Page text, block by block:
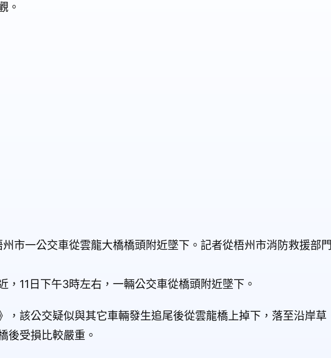
。
市一公交車從雲龍大橋橋頭附近墜下。記者從梧州市消防救援部門
11日下午3時左右，一輛公交車從橋頭附近墜下。
，該公交疑似與其它車輛發生追尾後從雲龍橋上掉下，落至沿岸草
後受損比較嚴重。